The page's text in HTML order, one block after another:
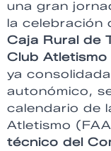
una gran
la celebración
Caja Rural de
Club Atletismo
ya
autonómico,
calendario de
Atletismo
técnico del